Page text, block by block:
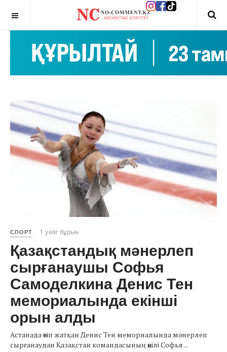
СПОРТ 1 year бұрын
Қазақстандық мәнерлеп
сырғанаушы Софья
Самоделкина Денис Тен
мемориалында екінші
орын алды
Астанада өтіп жатқан Денис Тен мемориалында мәнерлеп
сырғанаудан Қазақстан командасының өкілі Софья ...